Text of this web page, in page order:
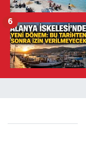
6